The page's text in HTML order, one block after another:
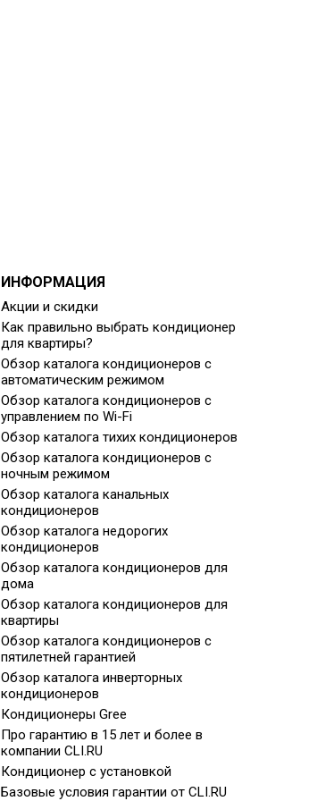
ИНФОРМАЦИЯ
Акции и скидки
Как правильно выбрать кондиционер
для квартиры?
Обзор каталога кондиционеров с
автоматическим режимом
Обзор каталога кондиционеров с
управлением по Wi-Fi
Обзор каталога тихих кондиционеров
Обзор каталога кондиционеров с
ночным режимом
Обзор каталога канальных
кондиционеров
Обзор каталога недорогих
кондиционеров
Обзор каталога кондиционеров для
дома
Обзор каталога кондиционеров для
квартиры
Обзор каталога кондиционеров с
пятилетней гарантией
Обзор каталога инверторных
кондиционеров
Кондиционеры Gree
Про гарантию в 15 лет и более в
компании CLI.RU
Кондиционер с установкой
Базовые условия гарантии от CLI.RU